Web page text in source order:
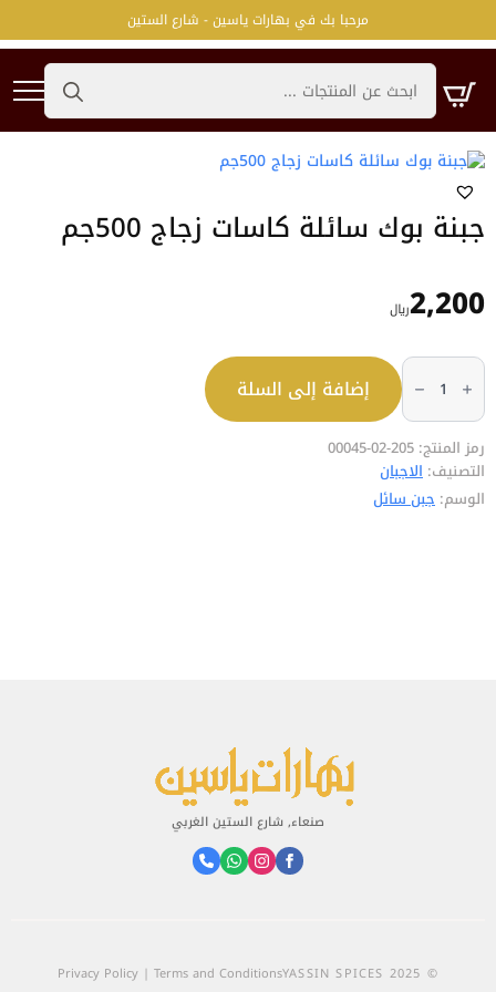
مرحبا بك في بهارات ياسين - شارع الستين
for:
جبنة بوك سائلة كاسات زجاج 500جم
2,200﷼
كمية
بوك
كاسات
زجاج
500جم
إضافة إلى السلة
رمز المنتج: 205-02-00045
التصنيف: الاجبان
الوسم: جبن سائل
صنعاء, شارع الستين الغربي
© 2025 YASSIN SPICES
Privacy Policy | Terms and Conditions